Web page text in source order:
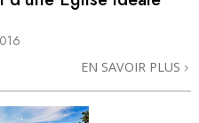
EN SAVOIR PLUS